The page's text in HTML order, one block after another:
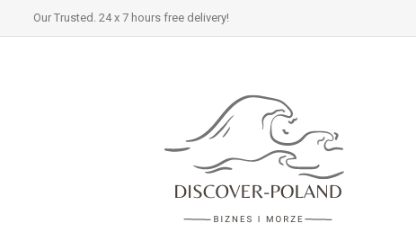
Our Trusted. 24 x 7 hours free delivery!